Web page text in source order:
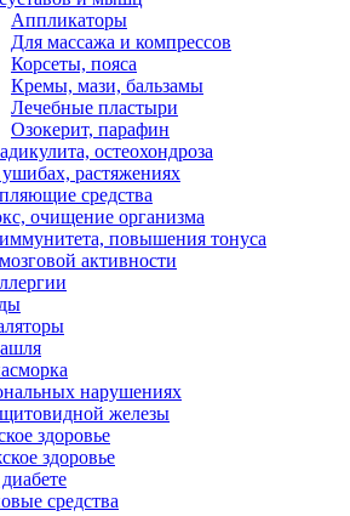
Аппликаторы
Для массажа и компрессов
Корсеты, пояса
Кремы, мази, бальзамы
Лечебные пластыри
Озокерит, парафин
остеохондроза
растяжениях
средства
очищение организма
повышения тонуса
активности
нарушениях
железы
здоровье
здоровье
средства